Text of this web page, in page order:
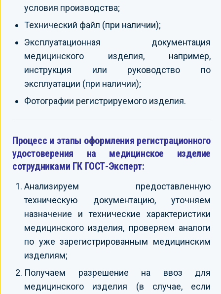
условия производства;
Технический файл (при наличии);
Эксплуатационная документация
медицинского изделия, например,
инструкция или руководство по
эксплуатации (при наличии);
Фотографии регистрируемого изделия.
Процесс и этапы оформления регистрационного
удостоверения на медицинское изделие
сотрудниками ГК ГОСТ-Эксперт:
Анализируем предоставленную
техническую документацию, уточняем
назначение и технические характеристики
медицинского изделия, проверяем аналоги
по уже зарегистрированным медицинским
изделиям;
Получаем разрешение на ввоз для
медицинского изделия (в случае, если